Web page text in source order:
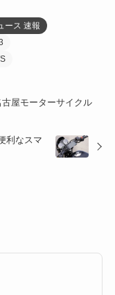
ース 速報
屋モーターサイクル
利なスマ